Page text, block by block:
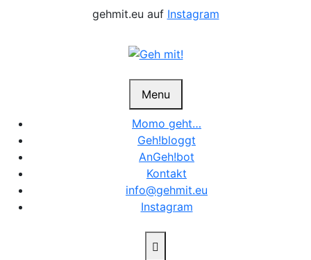
gehmit.eu auf Instagram
Menu
Momo geht…
Geh!bloggt
AnGeh!bot
Kontakt
info@gehmit.eu
Instagram